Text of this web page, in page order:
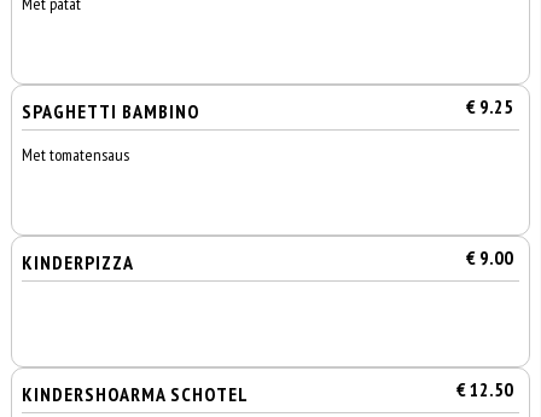
SPAGHETTI BAMBINO € 9.25
Met tomatensaus
KINDERPIZZA € 9.00
KINDERSHOARMA SCHOTEL € 12.50